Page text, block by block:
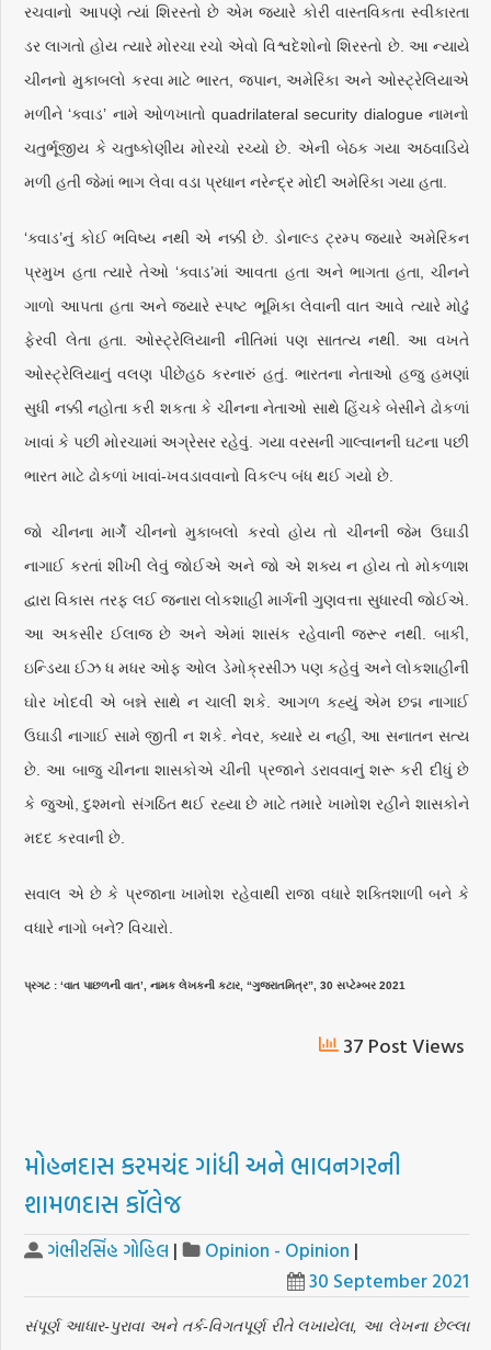
રચવાનો આપણે ત્યાં શિરસ્તો છે એમ જ્યારે કોરી વાસ્તવિકતા સ્વીકારતા
ડર લાગતો હોય ત્યારે મોરચા રચો એવો વિશ્વદેશોનો શિરસ્તો છે. આ ન્યાયે
ચીનનો મુકાબલો કરવા માટે ભારત, જપાન, અમેરિકા અને ઓસ્ટ્રેલિયાએ
મળીને ‘ક્વાડ’ નામે ઓળખાતો quadrilateral security dialogue નામનો
ચતુર્ભૂજીય કે ચતુષ્કોણીય મોરચો રચ્યો છે. એની બેઠક ગયા અઠવાડિયે
મળી હતી જેમાં ભાગ લેવા વડા પ્રધાન નરેન્દ્ર મોદી અમેરિકા ગયા હતા.
‘ક્વાડ’નું કોઈ ભવિષ્ય નથી એ નક્કી છે. ડોનાલ્ડ ટ્રમ્પ જ્યારે અમેરિકન
પ્રમુખ હતા ત્યારે તેઓ ‘ક્વાડ’માં આવતા હતા અને ભાગતા હતા, ચીનને
ગાળો આપતા હતા અને જ્યારે સ્પષ્ટ ભૂમિકા લેવાની વાત આવે ત્યારે મોઢું
ફેરવી લેતા હતા. ઓસ્ટ્રેલિયાની નીતિમાં પણ સાતત્ય નથી. આ વખતે
ઓસ્ટ્રેલિયાનું વલણ પીછેહઠ કરનારું હતું. ભારતના નેતાઓ હજુ હમણાં
સુધી નક્કી નહોતા કરી શકતા કે ચીનના નેતાઓ સાથે હિંચકે બેસીને ઢોકળાં
ખાવાં કે પછી મોરચામાં અગ્રેસર રહેવું. ગયા વરસની ગાલ્વાનની ઘટના પછી
ભારત માટે ઢોકળાં ખાવાં-ખવડાવવાનો વિકલ્પ બંધ થઈ ગયો છે.
જો ચીનના માર્ગે ચીનનો મુકાબલો કરવો હોય તો ચીનની જેમ ઉઘાડી
નાગાઈ કરતાં શીખી લેવું જોઈએ અને જો એ શક્ય ન હોય તો મોકળાશ
દ્વારા વિકાસ તરફ લઈ જનારા લોકશાહી માર્ગની ગુણવત્તા સુધારવી જોઈએ.
આ અકસીર ઈલાજ છે અને એમાં શાસંક રહેવાની જરૂર નથી. બાકી,
ઇન્ડિયા ઈઝ ધ મધર ઓફ ઓલ ડેમોક્રસીઝ પણ કહેવું અને લોકશાહીની
ઘોર ખોદવી એ બન્ને સાથે ન ચાલી શકે. આગળ કહ્યું એમ છદ્મ નાગાઈ
ઉઘાડી નાગાઈ સામે જીતી ન શકે. નેવર, ક્યારે ય નહીં, આ સનાતન સત્ય
છે. આ બાજુ ચીનના શાસકોએ ચીની પ્રજાને ડરાવવાનું શરૂ કરી દીધું છે
કે જુઓ, દુશ્મનો સંગઠિત થઈ રહ્યા છે માટે તમારે ખામોશ રહીને શાસકોને
મદદ કરવાની છે.
સવાલ એ છે કે પ્રજાના ખામોશ રહેવાથી રાજા વધારે શક્તિશાળી બને કે
વધારે નાગો બને? વિચારો.
પ્રગટ : ‘વાત પાછળની વાત’, નામક લેખકની કટાર, “ગુજરાતમિત્ર”, 30 સપ્ટેમ્બર 2021
37 Post Views
મોહનદાસ કરમચંદ ગાંધી અને ભાવનગરની
શામળદાસ કૉલેજ
ગંભીરસિંહ ગોહિલ | Opinion - Opinion |
30 September 2021
સંપૂર્ણ આધાર-પુરાવા અને તર્ક-વિગતપૂર્ણ રીતે લખાયેલા, આ લેખના છેલ્લા